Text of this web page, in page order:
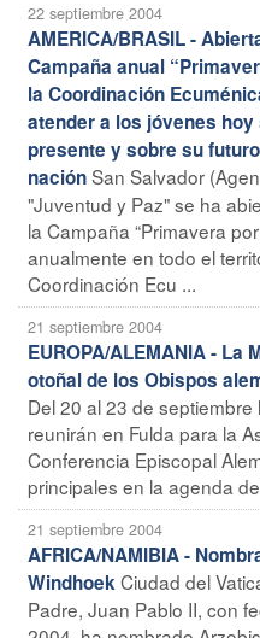
22 septiembre 2004
AMERICA/BRASIL -
Campaña anual
la Coordinación
atender a los jóvenes
presente y sobre su
naciónSan Salvador
"Juventud y Paz" se ha
la Campaña “Primavera
anualmente en todo el
Coordinación Ecu ...
21 septiembre 2004
EUROPA/ALEMANIA - La
otoñal de los Obispos
Del 20 al 23 de
reunirán en Fulda para la
Conferencia Episcopal
principales en la agenda
21 septiembre 2004
AFRICA/NAMIBIA -
WindhoekCiudad del
Padre, Juan Pablo II, con